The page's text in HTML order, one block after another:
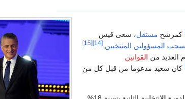
كمرشح مستقل، سعى قيس
المسؤولين المنتخبين.
[14]
[15]
العديد من القوانين
كان سعيد مدعوما من قبل كل من